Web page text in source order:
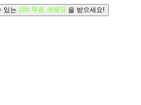
있는 100 무료 크레딧 을 받으세요!